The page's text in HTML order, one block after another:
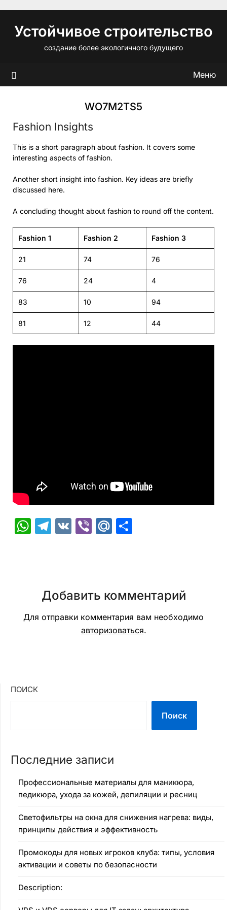
содержимому
Устойчивое строительство
создание более экологичного будущего
Меню
WO7M2TS5
Fashion Insights
This is a short paragraph about fashion. It covers some
interesting aspects of fashion.
Another short insight into fashion. Key ideas are briefly
discussed here.
A concluding thought about fashion to round off the content.
Fashion 1 Fashion 2 Fashion 3
21 74 76
76 24 4
83 10 94
81 12 44
WhatsApp
Telegram
VK ViberMail.Ru
Добавить комментарий
Для отправки комментария вам необходимо
авторизоваться.
ПОИСК
Поиск
Последние записи
Профессиональные материалы для маникюра,
педикюра, ухода за кожей, депиляции и ресниц
Светофильтры на окна для снижения нагрева: виды,
принципы действия и эффективность
Промокоды для новых игроков клуба: типы, условия
активации и советы по безопасности
Description: